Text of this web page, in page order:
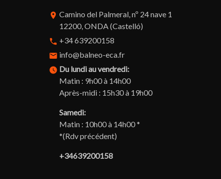
room Camino del Palmeral, nº 24 nave 1
12200, ONDA (Castelló)
phone +34 639200158
email info@balneo-eca.fr
watch_later Du lundi au vendredi:
Matin : 9h00 à 14h00
Après-midi : 15h30 à 19h00
Samedi:
Matin : 10h00 à 14h00 *
*(Rdv précédent)
+34639200158